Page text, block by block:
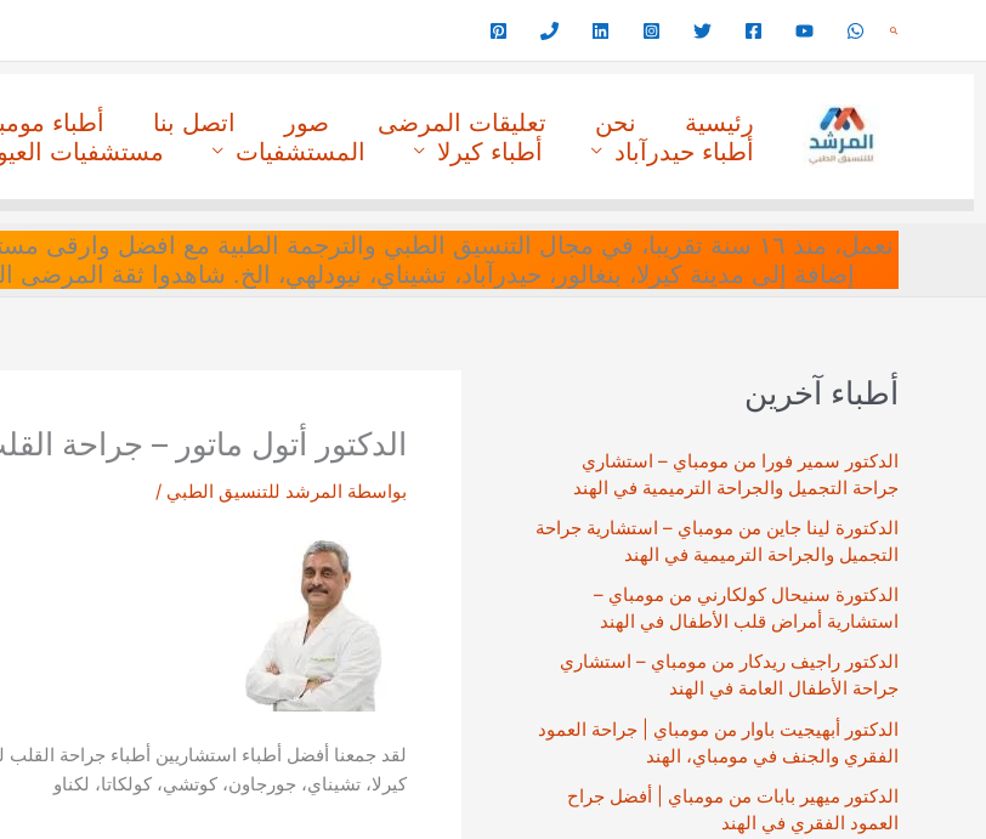
البحث
رئيسية نحن تعليقات المرضى صور اتصل بنا أطباء
أطباء حيدرآباد
أطباء كيرلا المستشفيات مستشفيات
نعمل، منذ ١٦ سنة تقريبا، في مجال التنسيق الطبي والترجمة الطبية مع افضل
إضافة إلى مدينة كيرلا، بنغالور، حيدرآباد، تشيناي، نيودلهي، الخ. شاهدوا ثقة المرضى
أطباء آخرين
الدكتور سمير فورا من مومباي – استشاري
جراحة التجميل والجراحة الترميمية في الهند
الدكتورة لينا جاين من مومباي – استشارية جراحة
التجميل والجراحة الترميمية في الهند
الدكتورة سنيحال كولكارني من مومباي –
استشارية أمراض قلب الأطفال في الهند
الدكتور راجيف ريدكار من مومباي – استشاري
جراحة الأطفال العامة في الهند
الدكتور أبهيجيت باوار من مومباي | جراحة العمود
الفقري والجنف في مومباي، الهند
الدكتور ميهير بابات من مومباي | أفضل جراح
العمود الفقري في الهند
الدكتور أتول ماتور – جراحة
بواسطة المرشد للتنسيق الطبي /
لقد جمعنا أفضل أطباء استشاريين أطباء جراحة
كيرلا، تشيناي، جورجاون، كوتشي، كولكاتا، لكناو